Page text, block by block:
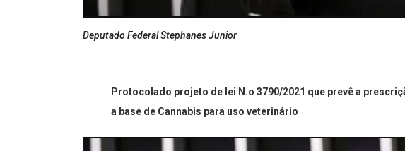
Deputado Federal Stephanes Junior
Protocolado projeto de lei N.o 3790/2021 que prevê a
a base de Cannabis para uso veterinário